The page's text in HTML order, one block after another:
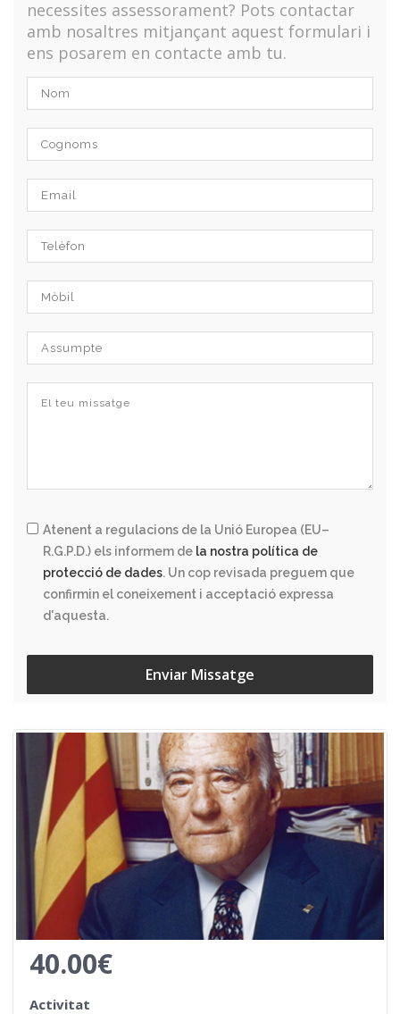
necessites assessorament? Pots contactar
amb nosaltres mitjançant aquest formulari i
ens posarem en contacte amb tu.
Atenent a regulacions de la Unió Europea (EU–
R.G.P.D.) els informem de la nostra política de
protecció de dades. Un cop revisada preguem que
confirmin el coneixement i acceptació expressa
d'aquesta.
Enviar Missatge
40.00€
Activitat